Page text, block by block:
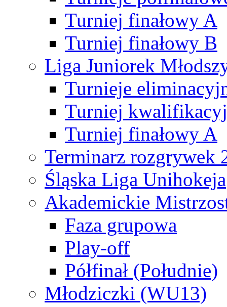
Turniej finałowy A
Turniej finałowy B
Liga Juniorek
Turnieje
Turniej
Turniej finałowy A
Terminarz rozgrywek
Śląska Liga Unihokeja
Akademickie
Faza grupowa
Play-off
Półfinał (Południe)
Młodziczki (WU13)